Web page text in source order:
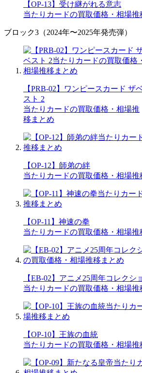
【OP-13】受け継がれる意志
当たりカードの買取価格・相場推
ブロック3（2024年〜2025年発売弾）
【PRB-02】ワンピースカード ザ
スト 2
当たりカードの買取価格・相場推
移まとめ
【OP-12】師弟の絆
当たりカードの買取価格・相場推
【OP-11】神速の拳
当たりカードの買取価格・相場推
【EB-02】アニメ25周年コレクシ
当たりカードの買取価格・相場推
【OP-10】王族の血統
当たりカードの買取価格・相場推